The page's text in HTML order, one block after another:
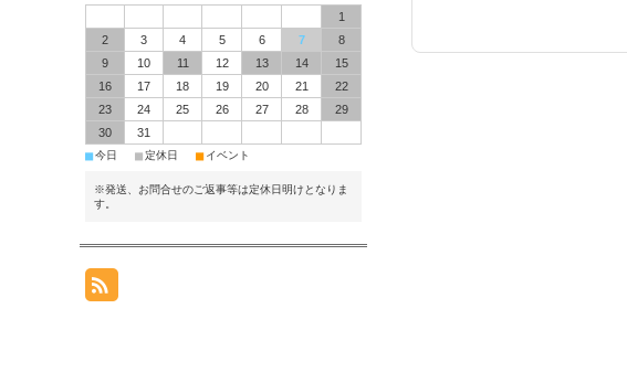
1
2
3 4 5 6 7
8
9
10 11 12 13 14
15
16
17 18 19 20 21
22
23
24 25 26 27 28
29
30
31
■今日 ■定休日 ■ イベント
※発送、お問合せのご返事等は定休日明けとなりま
す。